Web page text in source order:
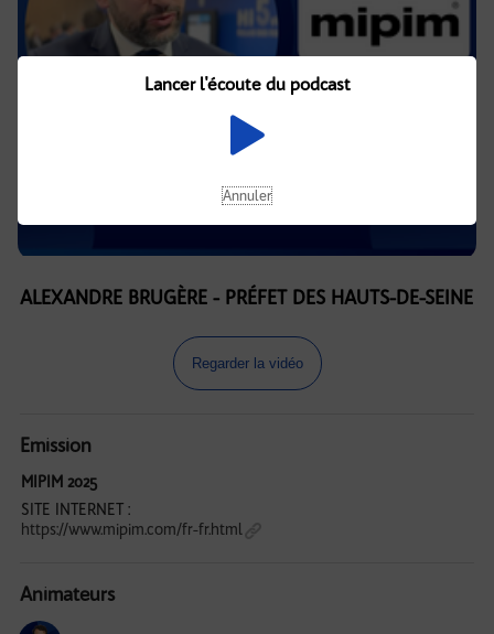
ALEXANDRE BRUGÈRE - PRÉFET DES HAUTS-DE-SEINE
Regarder la vidéo
Emission
MIPIM 2025
SITE INTERNET :
https://www.mipim.com/fr-fr.html
Animateurs
Lancer l'écoute du podcast
Annuler